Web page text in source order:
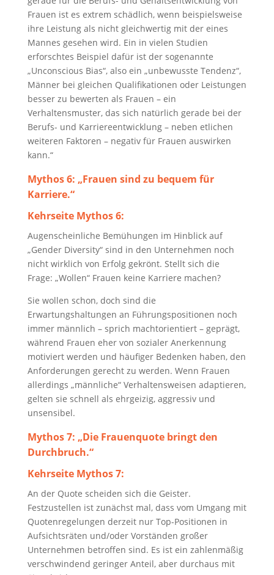
Frauen ist es extrem schädlich, wenn beispielsweise
ihre Leistung als nicht gleichwertig mit der eines
Mannes gesehen wird. Ein in vielen Studien
erforschtes Beispiel dafür ist der sogenannte
„Unconscious Bias“, also ein „unbewusste Tendenz“,
Männer bei gleichen Qualifikationen oder Leistungen
besser zu bewerten als Frauen – ein
Verhaltensmuster, das sich natürlich gerade bei der
Berufs- und Karriereentwicklung – neben etlichen
weiteren Faktoren – negativ für Frauen auswirken
kann.“
Mythos 6: „Frauen sind zu bequem für
Karriere.“
Kehrseite Mythos 6:
Augenscheinliche Bemühungen im Hinblick auf
„Gender Diversity“ sind in den Unternehmen noch
nicht wirklich von Erfolg gekrönt. Stellt sich die
Frage: „Wollen“ Frauen keine Karriere machen?
Sie wollen schon, doch sind die
Erwartungshaltungen an Führungspositionen noch
immer männlich – sprich machtorientiert – geprägt,
während Frauen eher von sozialer Anerkennung
motiviert werden und häufiger Bedenken haben, den
Anforderungen gerecht zu werden. Wenn Frauen
allerdings „männliche“ Verhaltensweisen adaptieren,
gelten sie schnell als ehrgeizig, aggressiv und
unsensibel.
Mythos 7: „Die Frauenquote bringt den
Durchbruch.“
Kehrseite Mythos 7:
An der Quote scheiden sich die Geister.
Festzustellen ist zunächst mal, dass vom Umgang mit
Quotenregelungen derzeit nur Top-Positionen in
Aufsichtsräten und/oder Vorständen großer
Unternehmen betroffen sind. Es ist ein zahlenmäßig
verschwindend geringer Anteil, aber durchaus mit